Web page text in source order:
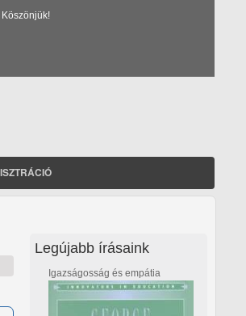
Legújabb írásaink
Igazságosság és empátia